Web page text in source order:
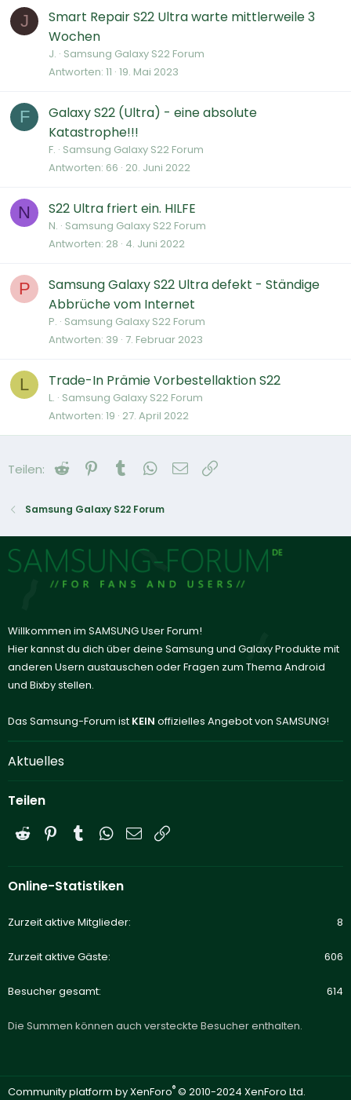
J
Smart Repair S22 Ultra warte mittlerweile 3
Wochen
J. Samsung Galaxy S22 Forum
Antworten 11 19. Mai 2023
F
Galaxy S22 (Ultra) - eine absolute
Katastrophe!!!
F. Samsung Galaxy S22 Forum
Antworten 66 20. Juni 2022
N S22 Ultra friert ein. HILFE
N. Samsung Galaxy S22 Forum
Antworten 28 4. Juni 2022
P
Samsung Galaxy S22 Ultra defekt - Ständige
Abbrüche vom Internet
P. Samsung Galaxy S22 Forum
Antworten 39 7. Februar 2023
L Trade-In Prämie Vorbestellaktion S22
L. Samsung Galaxy S22 Forum
Antworten 19 27. April 2022
Teilen: Reddit Pinterest
Tumblr WhatsApp
E-Mail
Samsung Galaxy S22 Forum
Willkommen im SAMSUNG User Forum!
Hier kannst du dich über deine Samsung und Galaxy Produkte mit
anderen Usern austauschen oder Fragen zum Thema Android
und Bixby stellen.
Das Samsung-Forum ist KEIN offizielles Angebot von SAMSUNG!
Aktuelles
Teilen
Reddit PinterestTumblrWhatsApp
E-Mail
Online-Statistiken
Zurzeit aktive Mitglieder 8
Zurzeit aktive Gäste 606
Besucher gesamt 614
Die Summen können auch versteckte Besucher enthalten.
Community platform by XenForo® © 2010-2024 XenForo Ltd.